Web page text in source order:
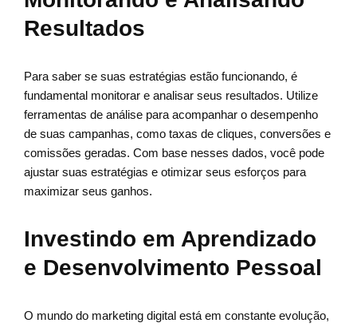
Resultados
Para saber se suas estratégias estão funcionando, é
fundamental monitorar e analisar seus resultados. Utilize
ferramentas de análise para acompanhar o desempenho
de suas campanhas, como taxas de cliques, conversões e
comissões geradas. Com base nesses dados, você pode
ajustar suas estratégias e otimizar seus esforços para
maximizar seus ganhos.
Investindo em Aprendizado
e Desenvolvimento Pessoal
O mundo do marketing digital está em constante evolução,